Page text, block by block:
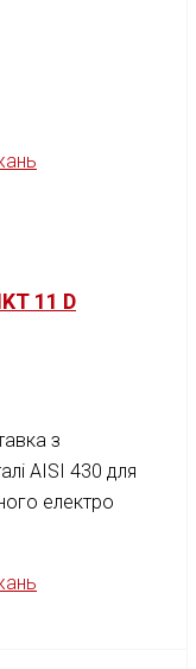
11 D
з
AISI 430 для
електро